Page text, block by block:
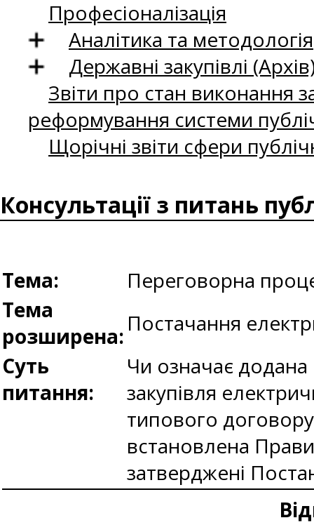
Професіоналізація
Аналітика та методологія
Державні закупівлі
Звіти про стан виконання
реформування системи
Щорічні звіти сфери
Консультації з питань
Тема:
Переговорна
Тема
розширена: Постачання
Суть
питання:
Чи означає додана
закупівля
типового
встановлена
затверджені